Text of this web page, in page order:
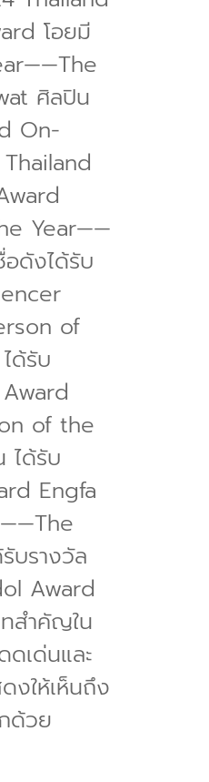
โอยมี
ศิลปิน
On-
Year——
ดังได้รับ
of
ด้รับ
of the
ได้รับ
Engfa
บรางวัล
Award
สำคัญใน
ดเด่นและ
งให้เห็นถึง
ด้วย